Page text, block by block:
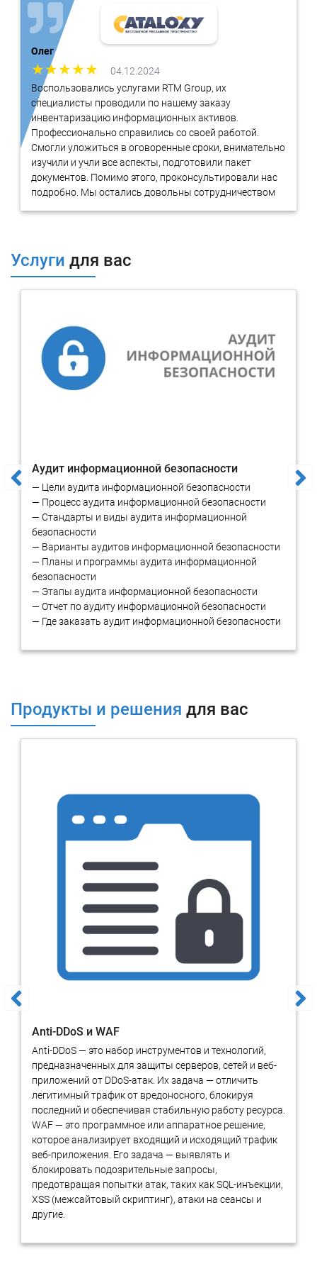
разносторонний опыт во всех направлениях
информационной безопасности различных отраслей;
Большинство специалистов имеют сертификаты
аудиторов от международных стандартов.
Мы обладаем лицензиями:
Лицензия ФСТЭК России на деятельность по технической
защите конфиденциальной информации
Лицензия ФСТЭК России на деятельность по разработке
и производству средств защиты конфиденциальной
информации
Лицензия ФСБ России на работу со средствами
криптозащиты
Заказать услуги по защите для
операторов персональных
Тел:8 800 201-20-70 (Звонок по России бесплатный)
email:info@rtmtech.ru
Олег
04.12.2024
Воспользовались услугами RTM Group, их
специалисты проводили по нашему заказу
инвентаризацию информационных активов.
Профессионально справились со своей работой.
Смогли уложиться в оговоренные сроки, внимательно
изучили и учли все аспекты, подготовили пакет
документов. Помимо этого, проконсультировали нас
подробно. Мы остались довольны сотрудничеством
Услуги для вас
Аудит информационной безопасности
— Цели аудита информационной безопасности
— Процесс аудита информационной безопасности
— Стандарты и виды аудита информационной
безопасности
— Варианты аудитов информационной безопасности
— Планы и программы аудита информационной
безопасности
— Этапы аудита информационной безопасности
— Отчет по аудиту информационной безопасности
— Где заказать аудит информационной безопасности
Продукты и решения для вас
Anti-DDoS и WAF
Anti-DDoS — это набор инструментов и технологий,
предназначенных для защиты серверов, сетей и веб-
приложений от DDoS-атак. Их задача — отличить
легитимный трафик от вредоносного, блокируя
последний и обеспечивая стабильную работу ресурса.
WAF — это программное или аппаратное решение,
которое анализирует входящий и исходящий трафик
веб-приложения. Его задача — выявлять и
блокировать подозрительные запросы,
предотвращая попытки атак, таких как SQL-инъекции,
XSS (межсайтовый скриптинг), атаки на сеансы и
другие.